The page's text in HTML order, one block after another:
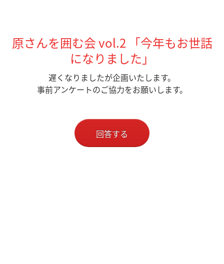
原さんを囲む会 vol.2 「今年もお世話
になりました」
遅くなりましたが企画いたします。
事前アンケートのご協力をお願いします。
回答する